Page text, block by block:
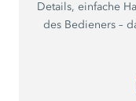
Details, einfache
des Bedieners –